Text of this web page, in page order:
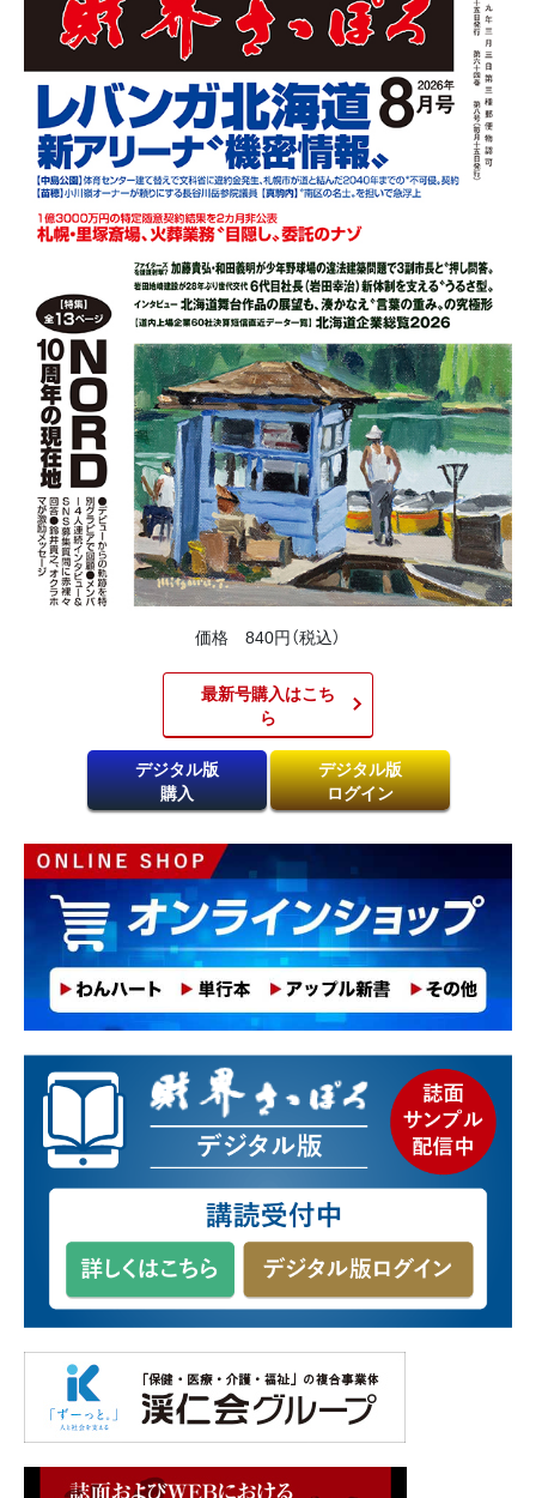
価格 840円（税込）
最新号購入はこち
ら​
デジタル版
購入
デジタル版
ログイン